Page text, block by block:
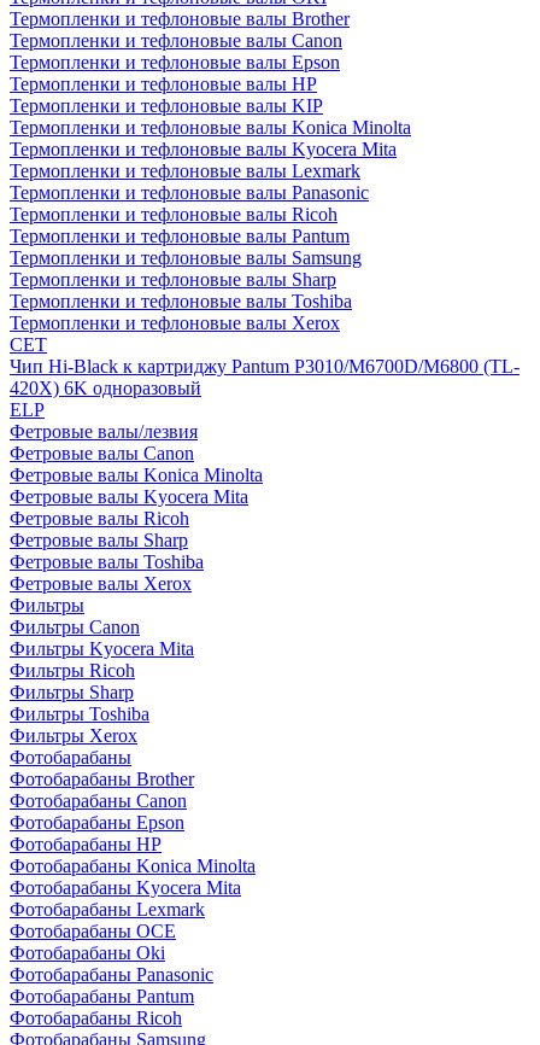
Термопленки и тефлоновые валы Brother
Термопленки и тефлоновые валы Canon
Термопленки и тефлоновые валы Epson
Термопленки и тефлоновые валы HP
Термопленки и тефлоновые валы KIP
Термопленки и тефлоновые валы Konica Minolta
Термопленки и тефлоновые валы Kyocera Mita
Термопленки и тефлоновые валы Lexmark
Термопленки и тефлоновые валы Panasonic
Термопленки и тефлоновые валы Ricoh
Термопленки и тефлоновые валы Pantum
Термопленки и тефлоновые валы Samsung
Термопленки и тефлоновые валы Sharp
Термопленки и тефлоновые валы Toshiba
Термопленки и тефлоновые валы Xerox
CET
Чип Hi-Black к картриджу Pantum P3010/M6700D/M6800 (TL-
420X) 6K одноразовый
ELP
Фетровые валы/лезвия
Фетровые валы Canon
Фетровые валы Konica Minolta
Фетровые валы Kyocera Mita
Фетровые валы Ricoh
Фетровые валы Sharp
Фетровые валы Toshiba
Фетровые валы Xerox
Фильтры
Фильтры Canon
Фильтры Kyocera Mita
Фильтры Ricoh
Фильтры Sharp
Фильтры Toshiba
Фильтры Xerox
Фотобарабаны
Фотобарабаны Brother
Фотобарабаны Canon
Фотобарабаны Epson
Фотобарабаны HP
Фотобарабаны Konica Minolta
Фотобарабаны Kyocera Mita
Фотобарабаны Lexmark
Фотобарабаны OCE
Фотобарабаны Oki
Фотобарабаны Panasonic
Фотобарабаны Pantum
Фотобарабаны Ricoh
Фотобарабаны Samsung